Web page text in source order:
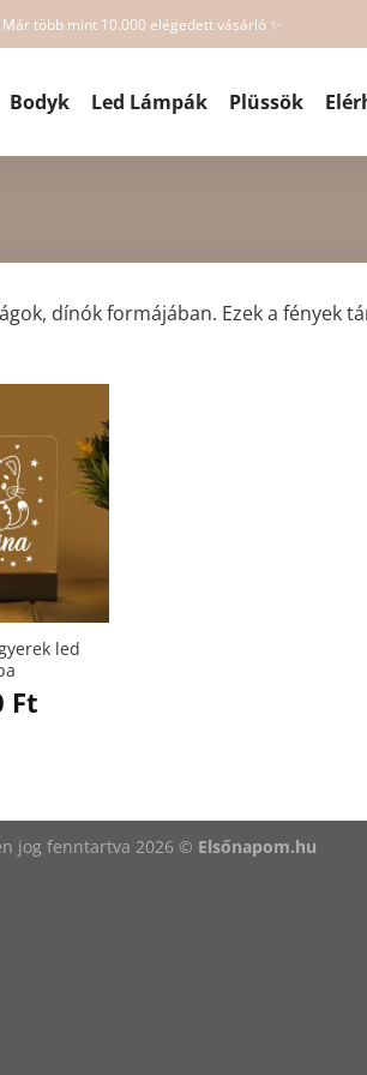
több mint 10.000 elégedett vásárló ✨
Bodyk Led Lámpák Plüssök
dínók formájában. Ezek a fények
led
Ft
jog fenntartva 2026 © Elsőnapom.hu